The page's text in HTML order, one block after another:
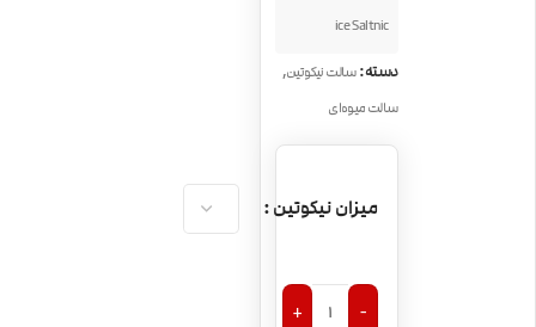
ice Saltnic
دسته:سالت نیکوتین,
سالت میوه‌ای
میزان نیکوتین
-
+